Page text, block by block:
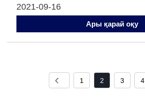
2021-09-16
Ары қарай оқу
1 2 3 4